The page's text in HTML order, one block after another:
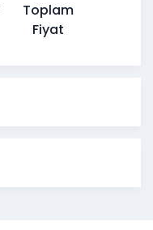
Toplam
Fiyat